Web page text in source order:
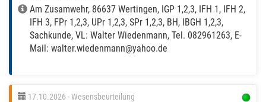
Am Zusamwehr, 86637 Wertingen, IGP 1,2,3, IFH 1, IFH 2,
IFH 3, FPr 1,2,3, UPr 1,2,3, SPr 1,2,3, BH, IBGH 1,2,3,
Sachkunde, VL: Walter Wiedenmann, Tel. 082961263, E-
Mail: walter.wiedenmann@yahoo.de
17.10.2026 - Wesensbeurteilung